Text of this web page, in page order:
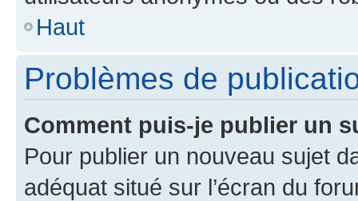
Haut
Problèmes de
Comment puis-je publier un
Pour publier un nouveau sujet
adéquat situé sur l’écran du